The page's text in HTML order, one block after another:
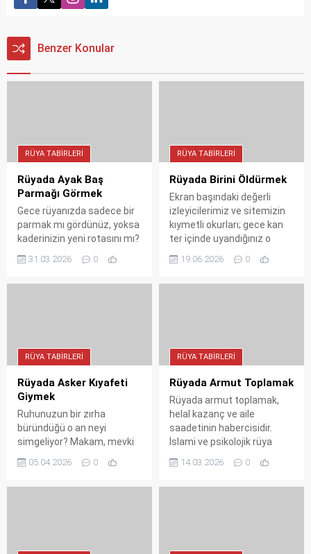
Benzer Konular
RÜYA TABIRLERI
Rüyada Ayak Baş
Parmağı Görmek
Gece rüyanızda sadece bir
parmak mı gördünüz, yoksa
kaderinizin yeni rotasını mı?
görmenin ardındaki sırları,
31.03.2026 0
RÜYA TABIRLERI
Rüyada Birini Öldürmek
Ekran başındaki değerli
izleyicilerimiz ve sitemizin
kıymetli okurları; gece kan
ter içinde uyandığınız o
gerçek sırrı çözmeye hazır
kapılarını hep birlikte
aralıyoruz!
19.06.2026 0
RÜYA TABIRLERI
Rüyada Asker Kıyafeti
Giymek
Ruhunuzun bir zırha
büründüğü o an neyi
simgeliyor? Makam, mevki
olan asker kıyafeti rüyasını
05.04.2026 0
RÜYA TABIRLERI
Rüyada Armut Toplamak
Rüyada armut toplamak,
helal kazanç ve aile
saadetinin habercisidir.
İslami ve psikolojik rüya
toplamanın gizemli
14.03.2026 0